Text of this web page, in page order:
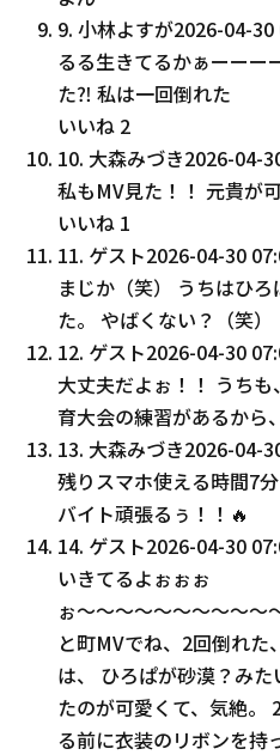
9. 小林よすが2026-04-30
るる生きてるかぁーーー
た⁈ 私は一回倒れた
いいね 2
10. 大森みづき2026-04-
私もMV見た！！ 元貴が
いいね 1
11. ゲスト2026-04-30
まじか（笑） うちはひ
た。 やばくない？（笑）
12. ゲスト2026-04-30
大丈夫だよぉ！！ うち
育大会の練習があるから
13. 大森みづき2026-04-
残りスマホ使える時間7
バイト頑張るぅ！！🔥
14. ゲスト2026-04-30
いきてるよぉぉぉ
ぉ〜〜〜〜〜〜〜〜〜〜
と町MVでね、2回倒れ
は、 ひろぱが砂漠？み
たのが可愛くて、気絶。
る前に衣装のリボンを持